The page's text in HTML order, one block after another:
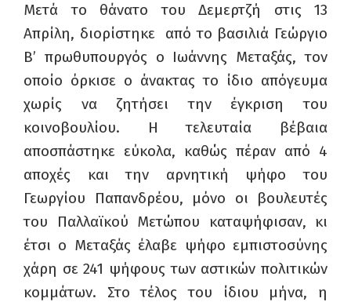
Μετά το θάνατο του Δεμερτζή στις 13
Απρίλη, διορίστηκε από το βασιλιά Γεώργιο
Β’ πρωθυπουργός ο Ιωάννης Μεταξάς, τον
οποίο όρκισε ο άνακτας το ίδιο απόγευμα
χωρίς να ζητήσει την έγκριση του
κοινοβουλίου. Η τελευταία βέβαια
αποσπάστηκε εύκολα, καθώς πέραν από 4
αποχές και την αρνητική ψήφο του
Γεωργίου Παπανδρέου, μόνο οι βουλευτές
του Παλλαϊκού Μετώπου καταψήφισαν, κι
έτσι ο Μεταξάς έλαβε ψήφο εμπιστοσύνης
χάρη σε 241 ψήφους των αστικών πολιτικών
κομμάτων. Στο τέλος του ίδιου μήνα, η